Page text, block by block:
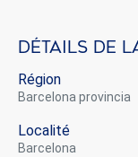
Détails de
Région
Barcelona provincia
Localité
Barcelona
habitudes de
publicités liées au